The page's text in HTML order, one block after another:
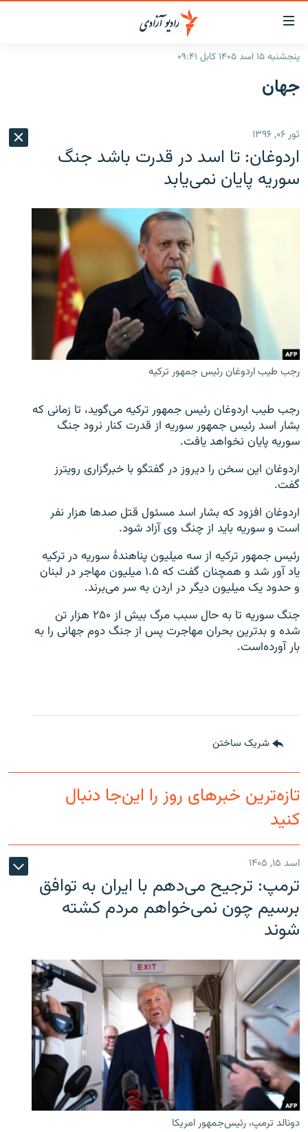
لینک‌های
قابل
دسترسی
به
بازگشت
منوی
اصلی
گزارش‌ها
منطقه
شرق میانه
افغانستان
جدول نشرات
مصاحبه‌ها
تماس
صفحه پشتو
Azadi English
به ما بپیوندید
همۀ سایت‌های رادیو آزادی/ رادیو اروپای آزاد
پنجشنبه ۱۵ اسد ۱۴۰۵ کابل ۰۹:۴۱
جهان
ثور ۰۶, ۱۳۹۶
اردوغان: تا اسد در قدرت باشد جنگ
سوریه پایان نمی‌یابد
رجب طیب اردوغان رئیس جمهور ترکیه
رجب طیب اردوغان رئیس جمهور ترکیه می‌گوید، تا زمانی که
بشار اسد رئیس جمهور سوریه از قدرت کنار نرود جنگ
سوریه پایان نخواهد یافت.
اردوغان این سخن را دیروز در گفتگو با خبرگزاری رویترز
گفت.
اردوغان افزود که بشار اسد مسئول قتل صد‌ها هزار نفر
است و سوریه باید از چنگ وی آزاد شود.
رئیس جمهور ترکیه از سه میلیون پناهندۀ سوریه در ترکیه
یاد آور شد و همچنان گفت که ۱.۵ میلیون مهاجر در لبنان
و حدود یک میلیون دیگر در اردن به سر می‌برند.
جنگ سوریه تا به حال سبب مرگ بیش از ۲۵۰ هزار تن
شده و بدترین بحران مهاجرت پس از جنگ دوم جهانی را به
بار آورده‌است.
شریک ساختن
تازه‌ترین خبرهای روز را این‌جا دنبال
کنید
اسد ۱۵, ۱۴۰۵
ترمپ: ترجیح می‌دهم با ایران به توافق
برسیم چون نمی‌خواهم مردم کشته
شوند
دونالد ترمپ، رئیس‌جمهور امریکا